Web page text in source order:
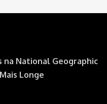
na National Geographic
Longe